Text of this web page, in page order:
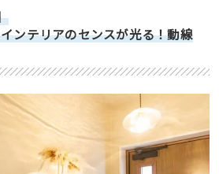
ンテリアのセンスが光る！動線